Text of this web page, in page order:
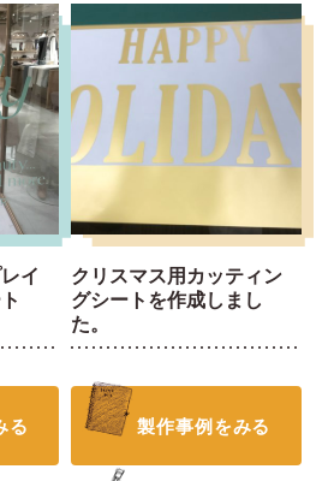
イ
る
クリスマス用カッティン
グシートを作成しまし
た。
製作事例をみる